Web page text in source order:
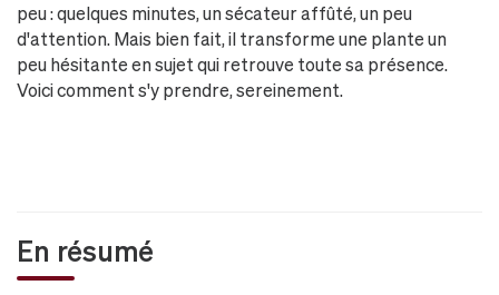
peu : quelques minutes, un sécateur affûté, un peu
d'attention. Mais bien fait, il transforme une plante un
peu hésitante en sujet qui retrouve toute sa présence.
Voici comment s'y prendre, sereinement.
En résumé